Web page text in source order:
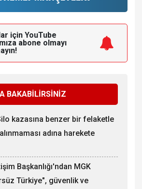
için YouTube
abone olmayı
BAKABİLİRSİNİZ
kazasına benzer bir felaketle
adına harekete
Başkanlığı'ndan MGK
Türkiye", güvenlik ve